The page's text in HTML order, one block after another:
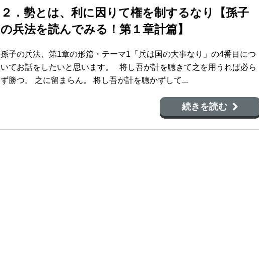
２．勢とは、利に因りて権を制するなり【孫子
の兵法を読んでみる！第１章計篇】
孫子の兵法、第1章の形篇・テーマ1「兵は国の大事なり」の4番目につ
いてお話をしたいと思います。 将し吾が計を聴きて之を用うれば必ら
ず勝つ。 之に留まらん。 将し吾が計を聴かずして...
続きを読む